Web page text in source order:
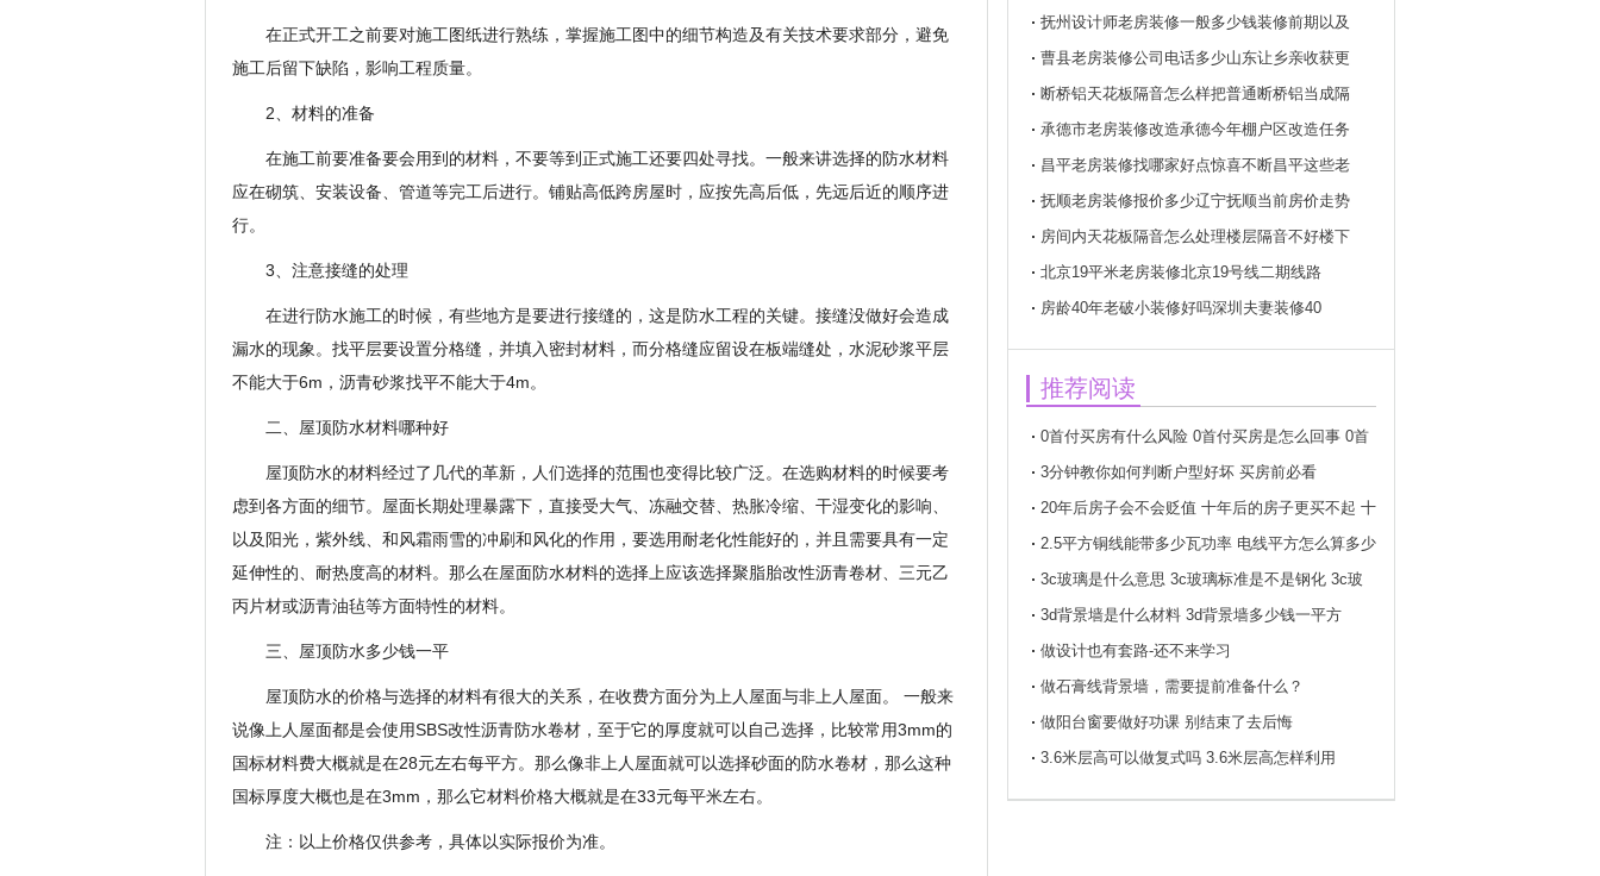
在正式开工之前要对施工图纸进行熟练，掌握施工图中的细节构造及有关技术要求部分，避免
施工后留下缺陷，影响工程质量。
2、材料的准备
在施工前要准备要会用到的材料，不要等到正式施工还要四处寻找。一般来讲选择的防水材料
应在砌筑、安装设备、管道等完工后进行。铺贴高低跨房屋时，应按先高后低，先远后近的顺序进
行。
3、注意接缝的处理
在进行防水施工的时候，有些地方是要进行接缝的，这是防水工程的关键。接缝没做好会造成
漏水的现象。找平层要设置分格缝，并填入密封材料，而分格缝应留设在板端缝处，水泥砂浆平层
不能大于6m，沥青砂浆找平不能大于4m。
二、屋顶防水材料哪种好
屋顶防水的材料经过了几代的革新，人们选择的范围也变得比较广泛。在选购材料的时候要考
虑到各方面的细节。屋面长期处理暴露下，直接受大气、冻融交替、热胀冷缩、干湿变化的影响、
以及阳光，紫外线、和风霜雨雪的冲刷和风化的作用，要选用耐老化性能好的，并且需要具有一定
延伸性的、耐热度高的材料。那么在屋面防水材料的选择上应该选择聚脂胎改性沥青卷材、三元乙
丙片材或沥青油毡等方面特性的材料。
三、屋顶防水多少钱一平
屋顶防水的价格与选择的材料有很大的关系，在收费方面分为上人屋面与非上人屋面。 一般来
说像上人屋面都是会使用SBS改性沥青防水卷材，至于它的厚度就可以自己选择，比较常用3mm的
国标材料费大概就是在28元左右每平方。那么像非上人屋面就可以选择砂面的防水卷材，那么这种
国标厚度大概也是在3mm，那么它材料价格大概就是在33元每平米左右。
注：以上价格仅供参考，具体以实际报价为准。
抚州设计师老房装修一般多少钱装修前期以及
曹县老房装修公司电话多少山东让乡亲收获更
断桥铝天花板隔音怎么样把普通断桥铝当成隔
承德市老房装修改造承德今年棚户区改造任务
昌平老房装修找哪家好点惊喜不断昌平这些老
抚顺老房装修报价多少辽宁抚顺当前房价走势
房间内天花板隔音怎么处理楼层隔音不好楼下
北京19平米老房装修北京19号线二期线路
房龄40年老破小装修好吗深圳夫妻装修40
推荐阅读
0首付买房有什么风险 0首付买房是怎么回事 0首
付买房要什么条件
3分钟教你如何判断户型好坏 买房前必看
20年后房子会不会贬值 十年后的房子更买不起 十
年以后房子会不会更贵
2.5平方铜线能带多少瓦功率 电线平方怎么算多少
瓦3c玻璃是什么意思 3c玻璃标准是不是钢化 3c玻
璃标志怎么分真假
3d背景墙是什么材料 3d背景墙多少钱一平方
做设计也有套路-还不来学习
做石膏线背景墙，需要提前准备什么？
做阳台窗要做好功课 别结束了去后悔
3.6米层高可以做复式吗 3.6米层高怎样利用